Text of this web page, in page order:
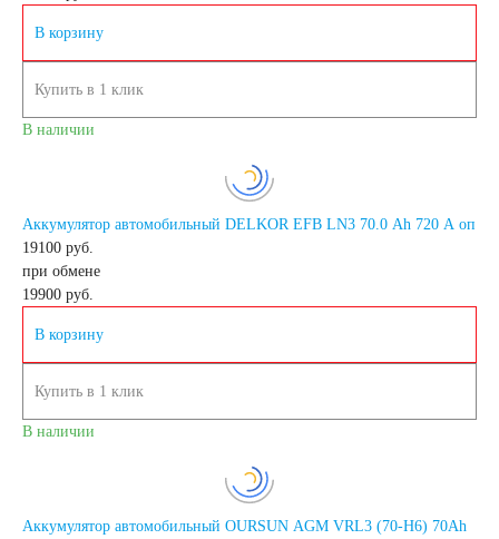
устройства
тестеры
В корзину
Купить в 1 клик
В наличии
Аккумулятор автомобильный DELKOR EFB LN3 70.0 Ah 720 A оп
19100 руб.
при обмене
19900 руб.
В корзину
Купить в 1 клик
В наличии
Аккумулятор автомобильный OURSUN AGM VRL3 (70-H6) 70Ah